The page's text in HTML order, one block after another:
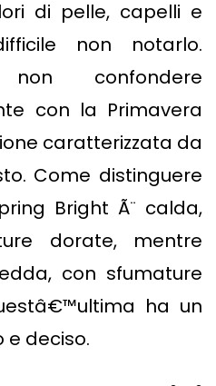
di pelle, capelli e
non notarlo.
confondere
con la Primavera
caratterizzata da
Come distinguere
Bright Ã¨ calda,
dorate, mentre
con sfumature
ha un
e deciso.